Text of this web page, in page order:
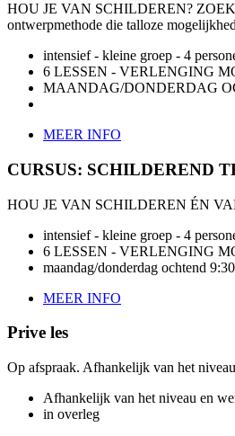
HOU JE VAN SCHILDEREN?
ontwerpmethode die talloze
intensief - kleine groep - 4
6 LESSEN - VERLENGING
MAANDAG/DONDERDAG
MEER INFO
CURSUS: SCHILDEREND
HOU JE VAN SCHILDEREN ÉN
intensief - kleine groep - 4
6 LESSEN - VERLENGING
maandag/donderdag ochtend
MEER INFO
Prive les
Op afspraak. Afhankelijk van het
Afhankelijk van het niveau en
in overleg